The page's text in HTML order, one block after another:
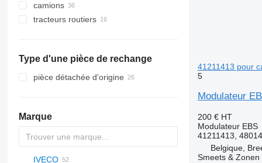
camions
tracteurs routiers
Type d'une pièce de rechange
pièce détachée d'origine
Marque
Jumper
AS
F-MAX
IVECO
41211413 pour
5
Modulateur
200 € HT
Modulateur EBS
41211413,
Belgique,
Smeets & Zonen